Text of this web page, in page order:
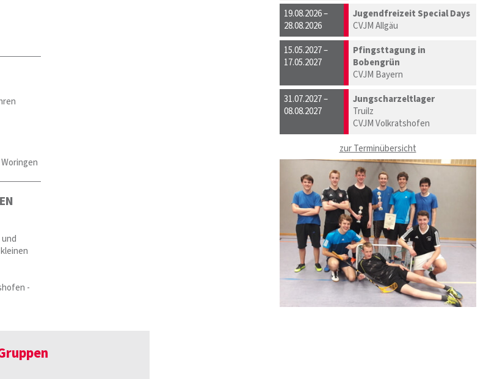
-
19.08.2026 –
28.08.2026
Jugendfreizeit Special Days
CVJM Allgäu
15.05.2027 –
17.05.2027
Pfingsttagung in
Bobengrün
CVJM Bayern
31.07.2027 –
08.08.2027
Jungscharzeltlager
Truilz
CVJM Volkratshofen
zur Terminübersicht